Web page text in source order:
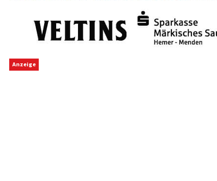
Anzeige